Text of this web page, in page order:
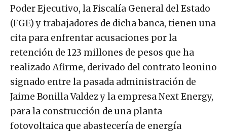
Poder Ejecutivo, la Fiscalía General del Estado
(FGE) y trabajadores de dicha banca, tienen una
cita para enfrentar acusaciones por la
retención de 123 millones de pesos que ha
realizado Afirme, derivado del contrato leonino
signado entre la pasada administración de
Jaime Bonilla Valdez y la empresa Next Energy,
para la construcción de una planta
fotovoltaica que abastecería de energía